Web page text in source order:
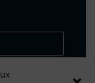
RECHERCHE